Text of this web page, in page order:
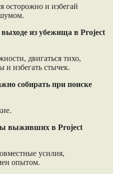
осторожно и избегай
из убежища в Project
двигаться тихо,
и избегать стычек.
собирать при поиске
выживших в Project
усилия,
опытом.